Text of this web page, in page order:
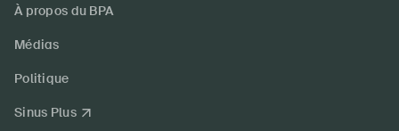
À propos du BPA
Médias
Politique
Sinus Plus